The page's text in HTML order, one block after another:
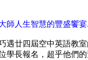
師人生智慧的豐盛饗宴
遇廿四屆空中英語教
學長報名，超乎他們